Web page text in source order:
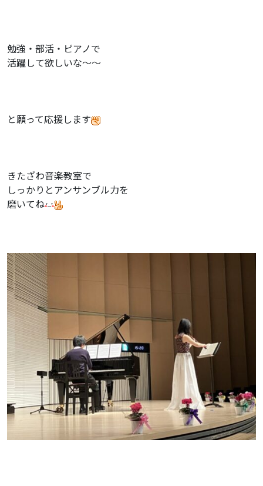
勉強・部活・ピアノで
活躍して欲しいな〜〜
と願って応援します
きたざわ音楽教室で
しっかりとアンサンブル力を
磨いてね